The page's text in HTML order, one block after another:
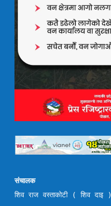
संचालक
शिव राज वस्ताकोटी ( शिव दाइ )